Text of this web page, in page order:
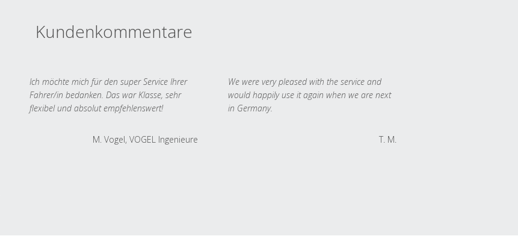
Kundenkommentare
Ich möchte mich für den super Service Ihrer
Fahrer/in bedanken. Das war Klasse, sehr
flexibel und absolut empfehlenswert!
M. Vogel, VOGEL Ingenieure
We were very pleased with the service and
would happily use it again when we are next
in Germany.
T. M.